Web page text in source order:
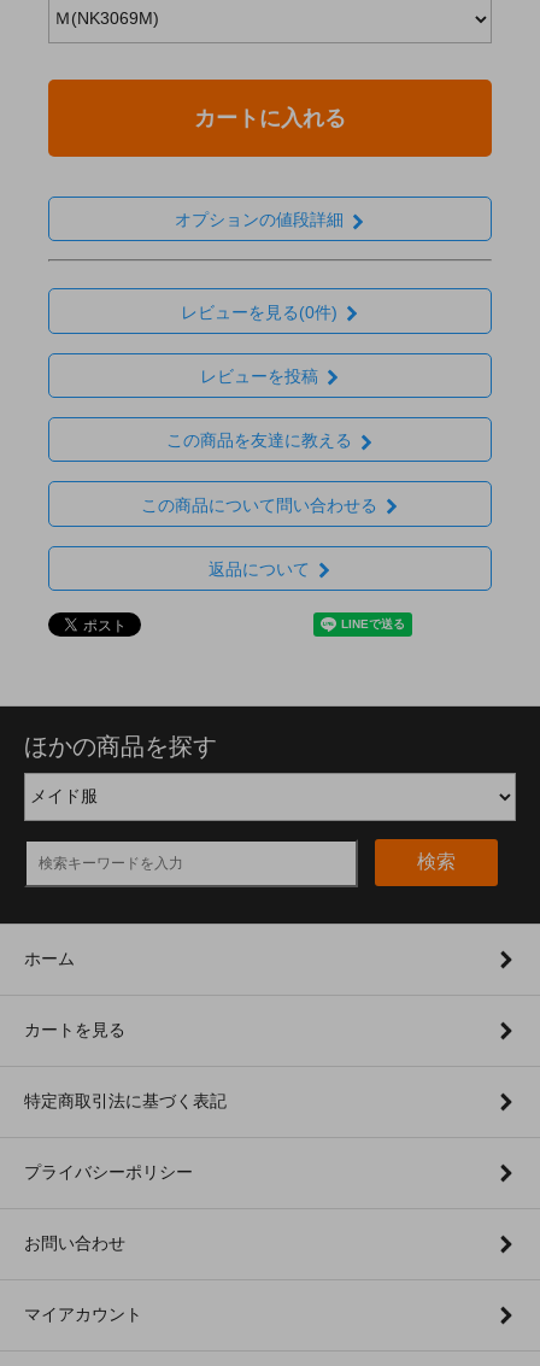
カートに入れる
オプションの値段詳細
レビューを見る(0件)
レビューを投稿
この商品を友達に教える
この商品について問い合わせる
返品について
ほかの商品を探す
検索
ホーム
カートを見る
特定商取引法に基づく表記
プライバシーポリシー
お問い合わせ
マイアカウント